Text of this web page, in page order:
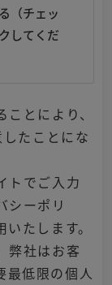
（チェッ
してくだ
とにより、
したことにな
トでご入力
シーポリ
たします。
弊社はお客
最低限の個人